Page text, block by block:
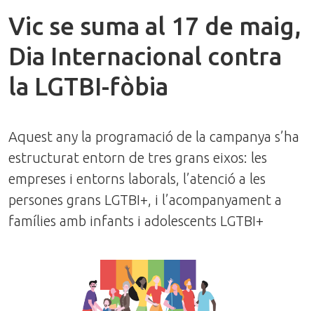
Vic se suma al 17 de maig,
Dia Internacional contra
la LGTBI-fòbia
Aquest any la programació de la campanya s’ha
estructurat entorn de tres grans eixos: les
empreses i entorns laborals, l’atenció a les
persones grans LGTBI+, i l’acompanyament a
famílies amb infants i adolescents LGTBI+